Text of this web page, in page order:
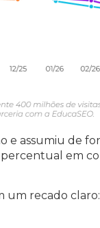
assumiu de
em
um recado